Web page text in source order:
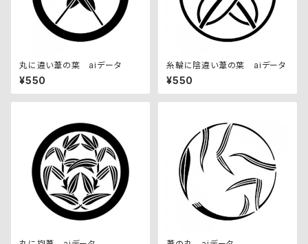
丸に違い葦の葉 aiデータ
¥550
糸輪に陰違い葦の葉 aiデータ
¥550